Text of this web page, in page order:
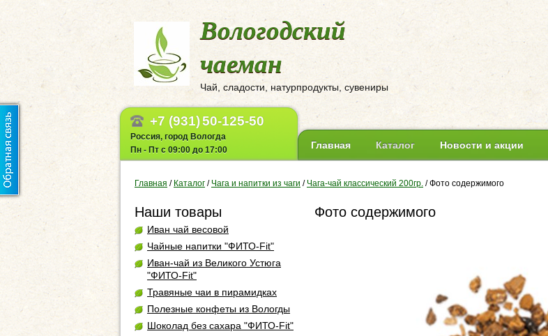
Вологодский
чаеман
Чай, сладости, натурпродукты, сувениры
+7 (931)50-125-50
Россия, город Вологда
Пн - Пт с 09:00 до 17:00
Главная Каталог Новости и акции
Главная / Каталог / Чага и напитки из чаги / Чага-чай классический 200гр. / Фото содержимого
Наши товары
Иван чай весовой
Чайные напитки "ФИТО-Fit"
Иван-чай из Великого Устюга
"ФИТО-Fit"
Травяные чаи в пирамидках
Полезные конфеты из Вологды
Шоколад без сахара "ФИТО-Fit"
Фото содержимого